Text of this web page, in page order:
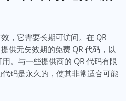
，它需要长期可访问。在 QR
供无失效期的免费 QR 代码，以
。与一些提供商的 QR 代码有限
码是永久的，使其非常适合可能